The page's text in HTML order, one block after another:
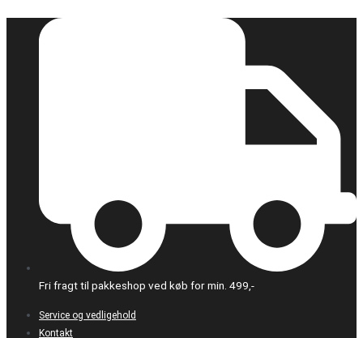
Fri fragt til pakkeshop ved køb for min. 499,-
Service og vedligehold
Kontakt